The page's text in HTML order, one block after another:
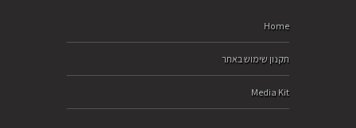
Home
תקנון שימוש באתר
Media Kit